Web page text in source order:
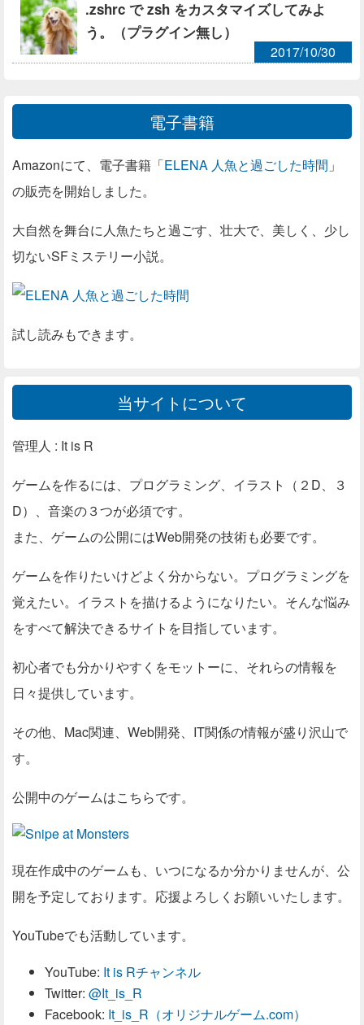
.zshrc で zsh をカスタマイズしてみよ
う。（プラグイン無し）
2017/10/30
電子書籍
Amazonにて、電子書籍「ELENA 人魚と過ごした時間 」
の販売を開始しました。
大自然を舞台に人魚たちと過ごす、壮大で、美しく、少し
切ないSFミステリー小説。
試し読みもできます。
当サイトについて
管理人 : It is R
ゲームを作るには、プログラミング、イラスト（２D、３
D）、音楽の３つが必須です。
また、ゲームの公開にはWeb開発の技術も必要です。
ゲームを作りたいけどよく分からない。プログラミングを
覚えたい。イラストを描けるようになりたい。そんな悩み
をすべて解決できるサイトを目指しています。
初心者でも分かりやすくをモットーに、それらの情報を
日々提供しています。
その他、Mac関連、Web開発、IT関係の情報が盛り沢山で
す。
公開中のゲームはこちらです。
現在作成中のゲームも、いつになるか分かりませんが、公
開を予定しております。応援よろしくお願いいたします。
YouTubeでも活動しています。
YouTube: It is Rチャンネル
Twitter: @It_is_R
Facebook: It_is_R（オリジナルゲーム.com）